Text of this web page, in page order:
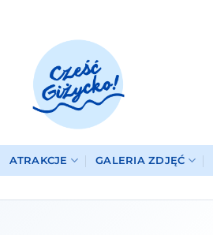
ATRAKCJE GALERIA ZDJĘĆ